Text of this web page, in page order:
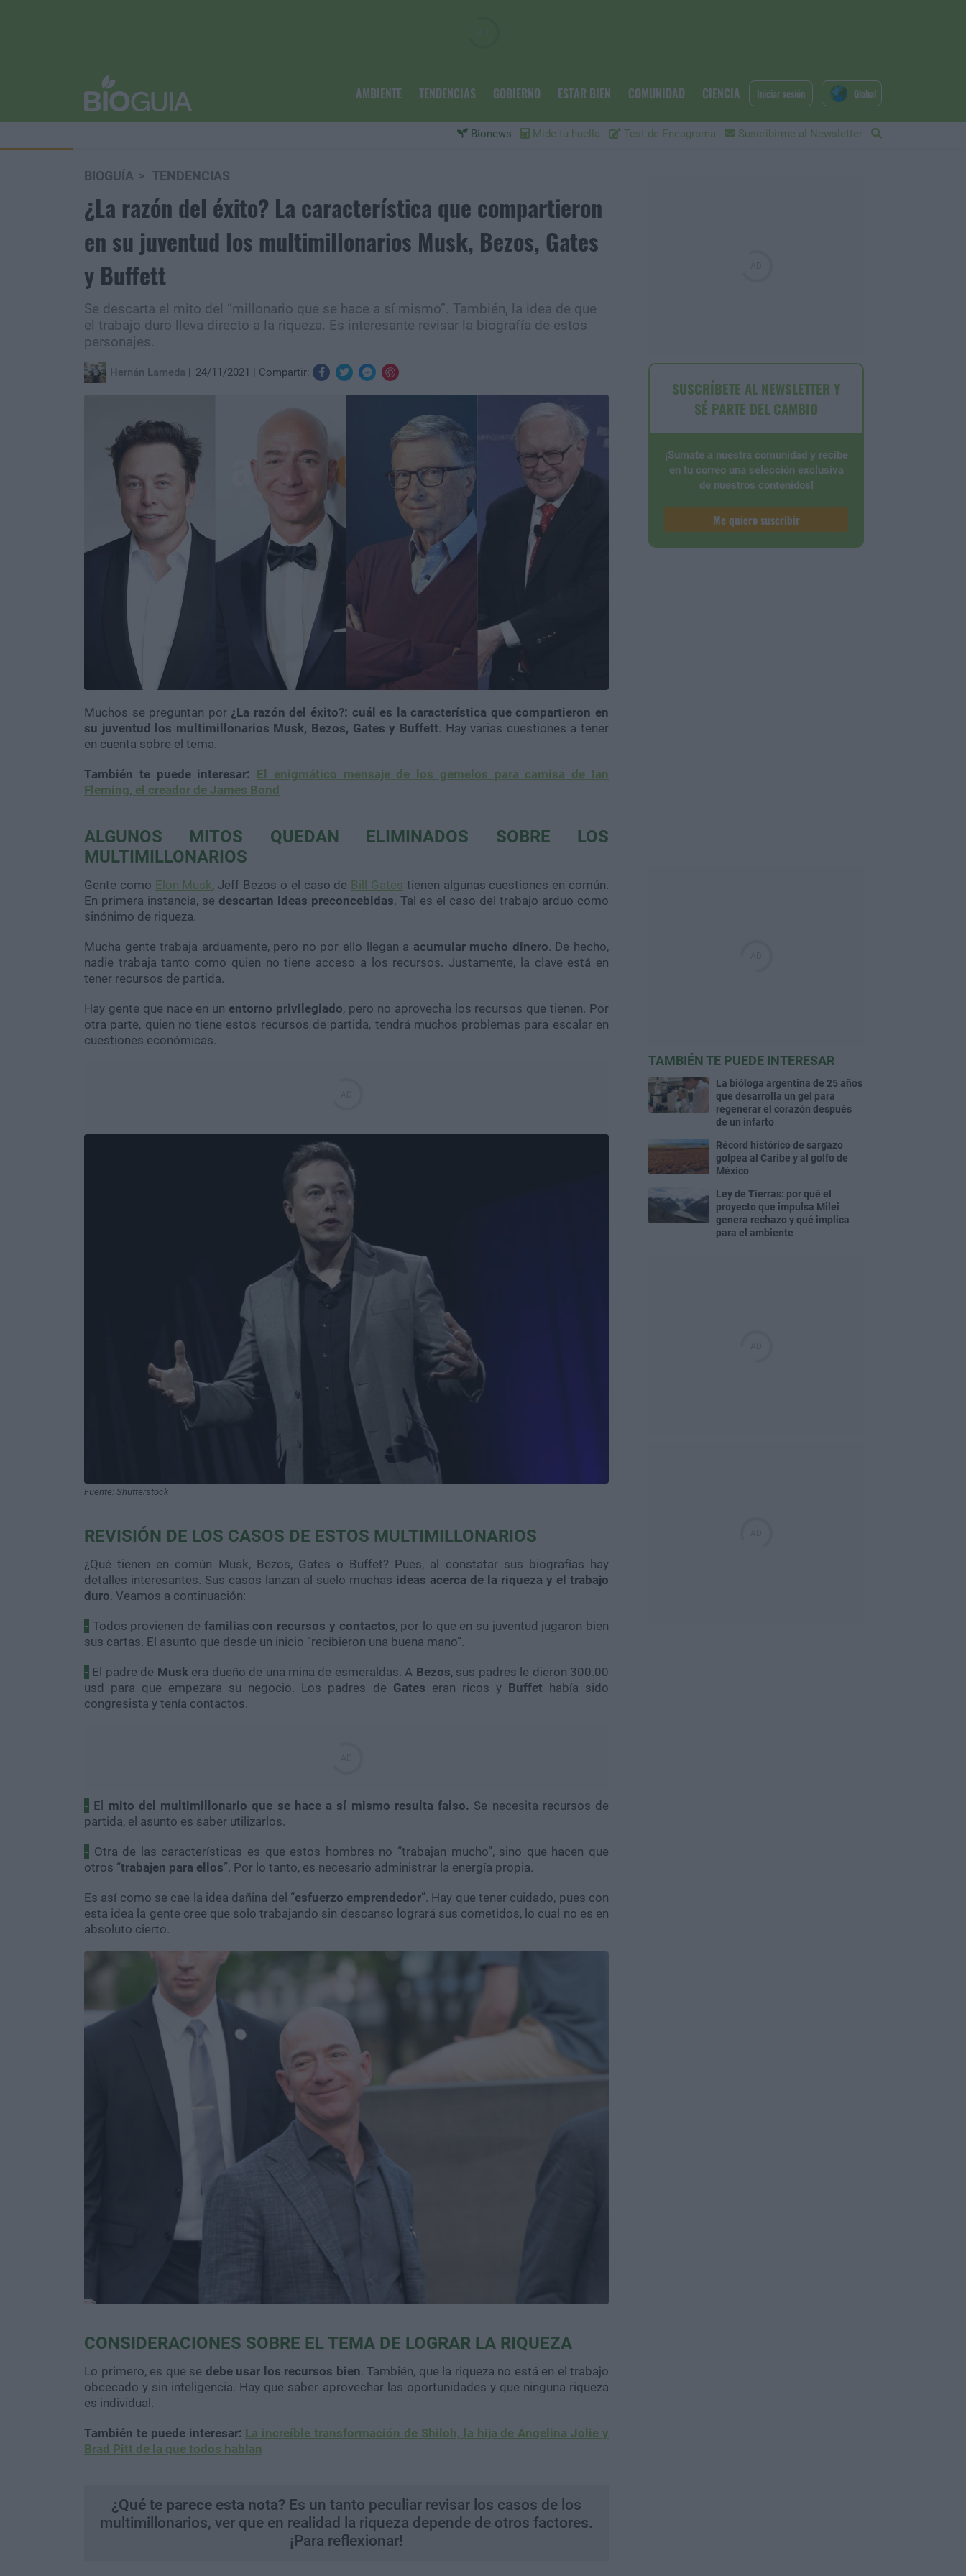
AMBIENTE TENDENCIAS GOBIERNO ESTAR BIEN COMUNIDAD CIENCIA
Bionews Mide tu huella Test de Eneagrama Suscribirme al Newsletter
Iniciar sesión Global
BIOGUÍA TENDENCIAS
¿La razón del éxito? La característica que compartieron
en su juventud los multimillonarios Musk, Bezos, Gates
y Buffett
Se descarta el mito del “millonario que se hace a sí mismo”. También, la idea de que
el trabajo duro lleva directo a la riqueza. Es interesante revisar la biografía de estos
personajes.
Hernán Lameda 24/11/2021 Compartir:
Muchos se preguntan por ¿La razón del éxito?: cuál es la característica que compartieron en
su juventud los multimillonarios Musk, Bezos, Gates y Buffett. Hay varias cuestiones a tener
en cuenta sobre el tema.
También te puede interesar: El enigmático mensaje de los gemelos para camisa de Ian
Fleming, el creador de James Bond
ALGUNOS MITOS QUEDAN ELIMINADOS SOBRE LOS
MULTIMILLONARIOS
Gente como Elon Musk, Jeff Bezos o el caso de Bill Gates tienen algunas cuestiones en común.
En primera instancia, se descartan ideas preconcebidas. Tal es el caso del trabajo arduo como
sinónimo de riqueza.
Mucha gente trabaja arduamente, pero no por ello llegan a acumular mucho dinero. De hecho,
nadie trabaja tanto como quien no tiene acceso a los recursos. Justamente, la clave está en
tener recursos de partida.
Hay gente que nace en un entorno privilegiado, pero no aprovecha los recursos que tienen. Por
otra parte, quien no tiene estos recursos de partida, tendrá muchos problemas para escalar en
cuestiones económicas.
Fuente: Shutterstock
REVISIÓN DE LOS CASOS DE ESTOS MULTIMILLONARIOS
¿Qué tienen en común Musk, Bezos, Gates o Buffet? Pues, al constatar sus biografías hay
detalles interesantes. Sus casos lanzan al suelo muchas ideas acerca de la riqueza y el trabajo
duro. Veamos a continuación:
- Todos provienen de familias con recursos y contactos, por lo que en su juventud jugaron bien
sus cartas. El asunto que desde un inicio “recibieron una buena mano”.
- El padre de Musk era dueño de una mina de esmeraldas. A Bezos, sus padres le dieron 300.00
usd para que empezara su negocio. Los padres de Gates eran ricos y Buffet había sido
congresista y tenía contactos.
- El mito del multimillonario que se hace a sí mismo resulta falso. Se necesita recursos de
partida, el asunto es saber utilizarlos.
- Otra de las características es que estos hombres no “trabajan mucho”, sino que hacen que
otros “trabajen para ellos”. Por lo tanto, es necesario administrar la energía propia.
Es así como se cae la idea dañina del “esfuerzo emprendedor”. Hay que tener cuidado, pues con
esta idea la gente cree que solo trabajando sin descanso logrará sus cometidos, lo cual no es en
absoluto cierto.
CONSIDERACIONES SOBRE EL TEMA DE LOGRAR LA RIQUEZA
Lo primero, es que se debe usar los recursos bien. También, que la riqueza no está en el trabajo
obcecado y sin inteligencia. Hay que saber aprovechar las oportunidades y que ninguna riqueza
es individual.
También te puede interesar: La increíble transformación de Shiloh, la hija de Angelina Jolie y
Brad Pitt de la que todos hablan
¿Qué te parece esta nota? Es un tanto peculiar revisar los casos de los
multimillonarios, ver que en realidad la riqueza depende de otros factores.
¡Para reflexionar!
SUSCRÍBETE AL NEWSLETTER Y
SÉ PARTE DEL CAMBIO
¡Sumate a nuestra comunidad y recibe
en tu correo una selección exclusiva
de nuestros contenidos!
Me quiero suscribir
TAMBIÉN TE PUEDE INTERESAR
La bióloga argentina de 25 años
que desarrolla un gel para
regenerar el corazón después
de un infarto
Récord histórico de sargazo
golpea al Caribe y al golfo de
México
Ley de Tierras: por qué el
proyecto que impulsa Milei
genera rechazo y qué implica
para el ambiente